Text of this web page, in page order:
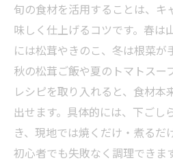
自然環境を活かした
方
地元食材を使ったア
ト解説
長野の四季を感じる
初心者でも実践でき
ツ
旬の食材を活用することは、キ
味しく仕上げるコツです。春は
には松茸やきのこ、冬は根菜が
秋の松茸ご飯や夏のトマトスー
レシピを取り入れると、食材本
出せます。具体的には、下ごし
き、現地では焼くだけ・煮るだ
初心者でも失敗なく調理できます